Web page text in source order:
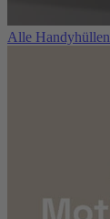
Alle Handyhüllen